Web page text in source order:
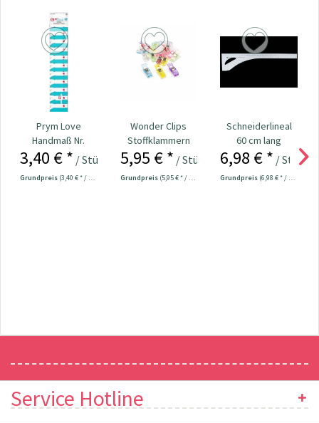
Prym Love
Handmaß Nr.
610728
3,40 € * / Stück
Grundpreis (3,40 € * / 1 Stück)
Wonder Clips
Stoffklammern
klein - 20 Stück
5,95 € * / Stück
Grundpreis (5,95 € * / 1 Stück)
Schneiderlineal
60 cm lang
6,98 € * / Stück
Grundpreis (6,98 € * / 1 Stück)
Service Hotline